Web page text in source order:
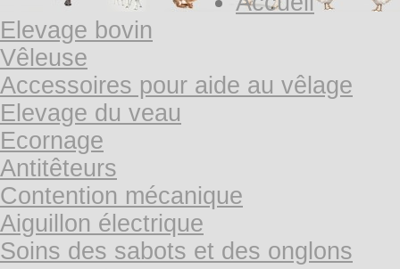
Elevage bovin
Vêleuse
Accessoires pour aide au vêlage
Elevage du veau
Ecornage
Antitêteurs
Contention mécanique
Aiguillon électrique
Soins des sabots et des onglons